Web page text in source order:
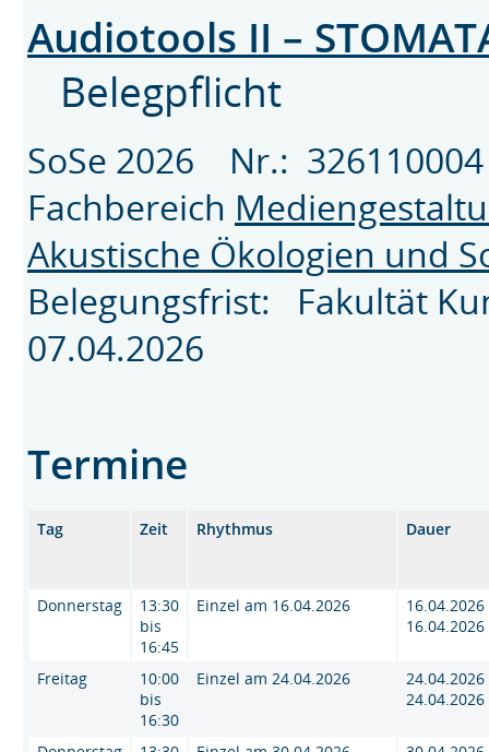
Audiotools II –
Belegpflicht
SoSe 2026 Nr.:
Fachbereich
Akustische Ökologien und
Belegungsfrist: Fakultät
07.04.2026
Termine
Tag Zeit Rhythmus Dauer
Donnerstag
13:30
bis
16:45
Einzel am 16.04.2026
16.04.2026
Freitag
10:00
bis
16:30
Einzel am 24.04.2026
24.04.2026